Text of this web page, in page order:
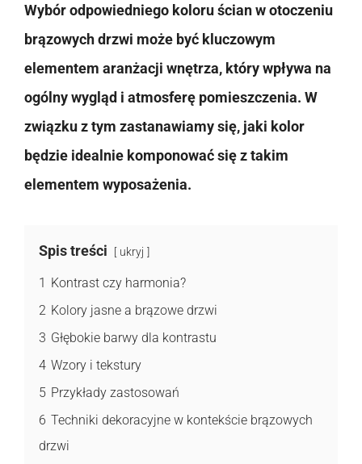
Wybór odpowiedniego koloru ścian w otoczeniu
brązowych drzwi może być kluczowym
elementem aranżacji wnętrza, który wpływa na
ogólny wygląd i atmosferę pomieszczenia. W
związku z tym zastanawiamy się, jaki kolor
będzie idealnie komponować się z takim
elementem wyposażenia.
Spis treści ukryj
1 Kontrast czy harmonia?
2 Kolory jasne a brązowe drzwi
3 Głębokie barwy dla kontrastu
4 Wzory i tekstury
5 Przykłady zastosowań
6 Techniki dekoracyjne w kontekście brązowych
drzwi